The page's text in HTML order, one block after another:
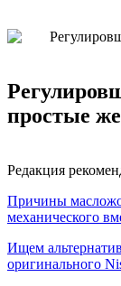
простые
Редакция
Причины
механического
Ищем
оригинального